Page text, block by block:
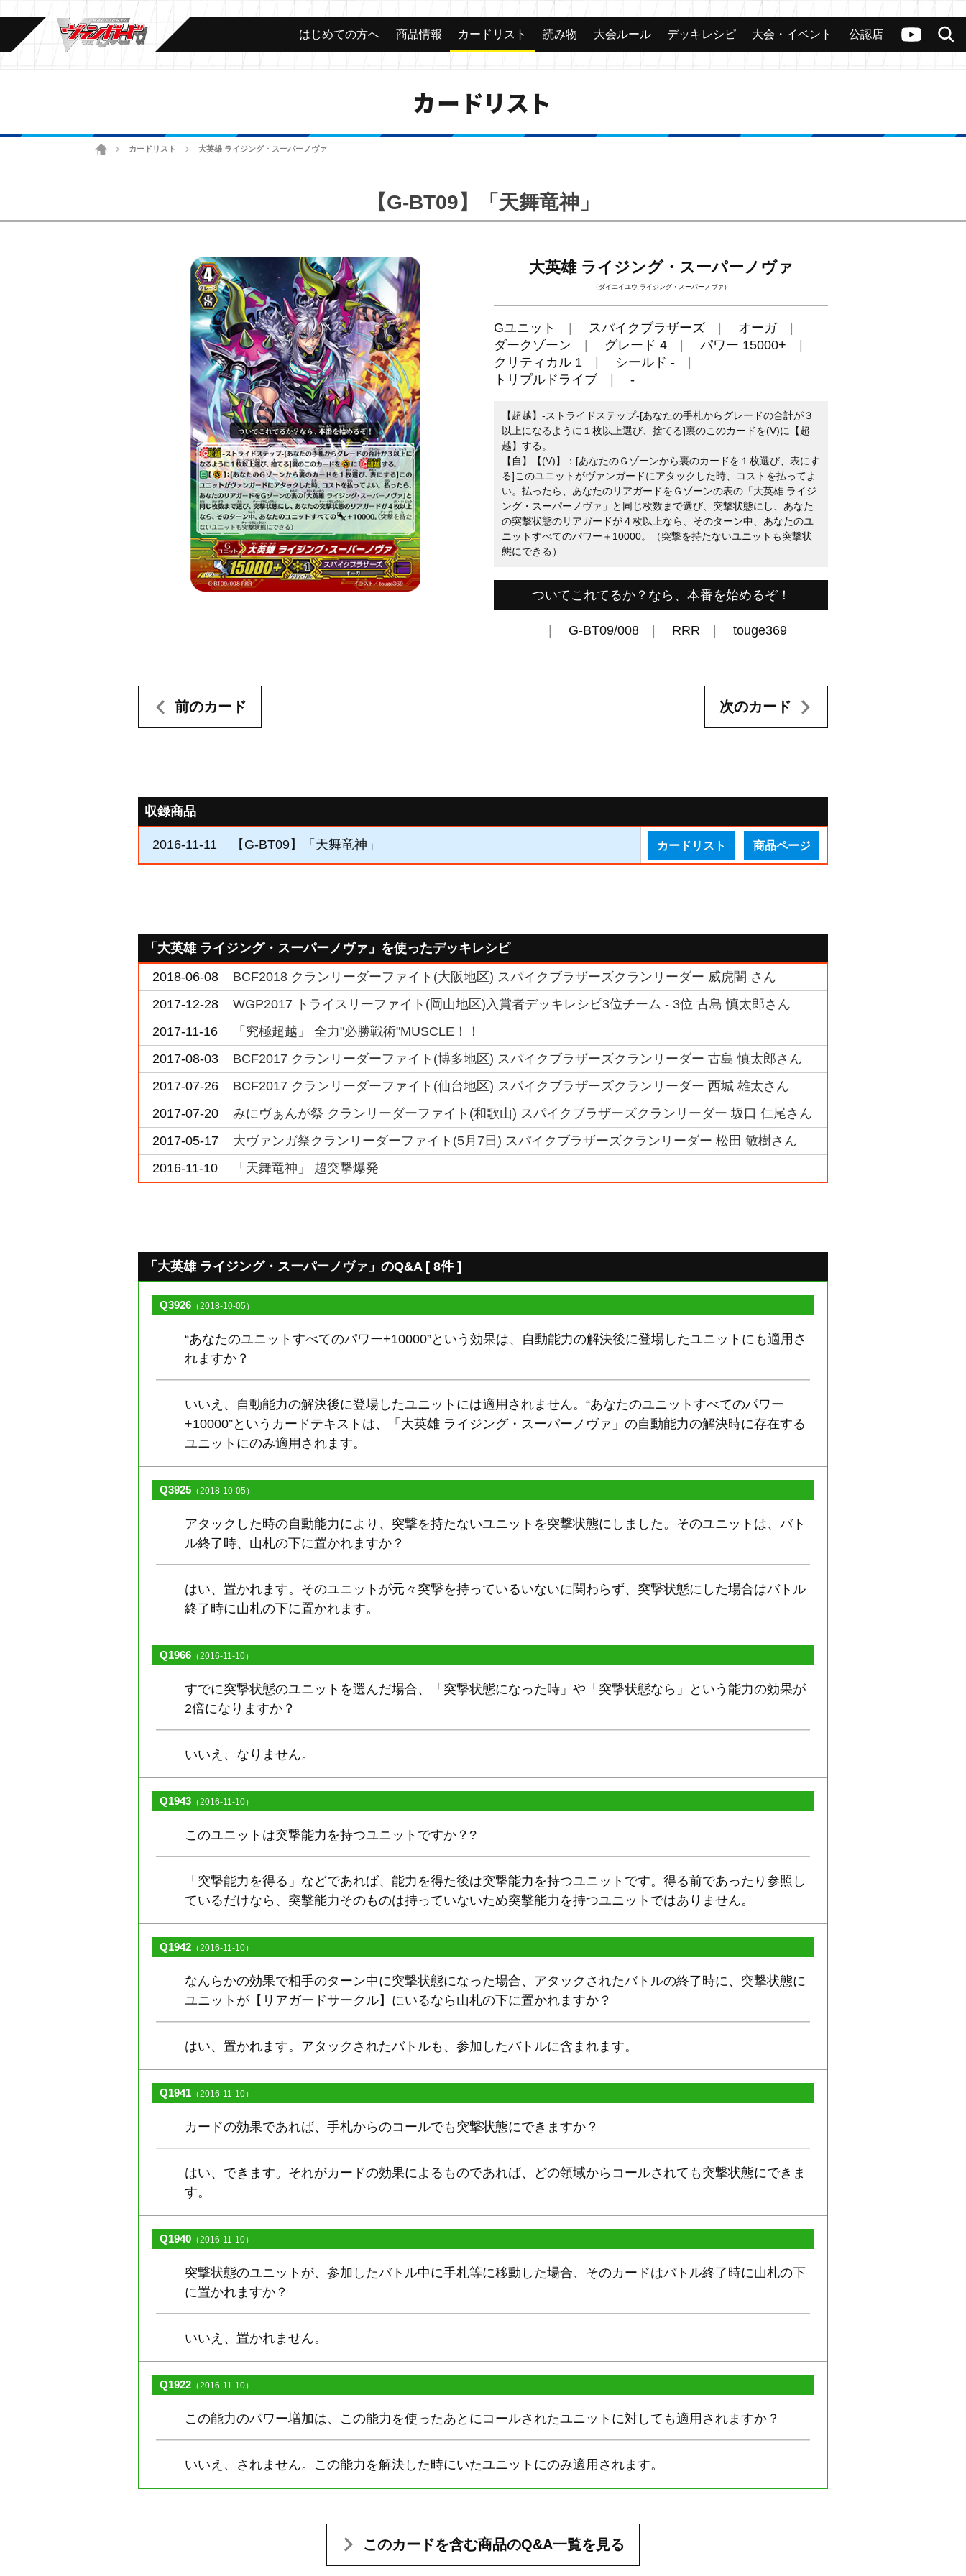
ヴァンガードch
検索
カード 大会 公認店舗 その他
はじめての方へ 商品情報 カードリスト 読み物 大会ルール デッキレシピ 大会・イベント 公認店
カードリスト
ホームカードリスト 大英雄 ライジング・スーパーノヴァ
【G-BT09】「天舞竜神」
大英雄 ライジング・スーパーノヴァ
（ダイエイユウ ライジング・スーパーノヴァ）
Gユニット スパイクブラザーズ
オーガ
ダークゾーン
グレード 4
パワー 15000+
クリティカル 1
シールド -
トリプルドライブ
-
【超越】-ストライドステップ-[あなたの手札からグレードの合計が３
以上になるように１枚以上選び、捨てる]裏のこのカードを(V)に【超
越】する。
【自】【(V)】：[あなたのＧゾーンから裏のカードを１枚選び、表にす
る]このユニットがヴァンガードにアタックした時、コストを払ってよ
い。払ったら、あなたのリアガードをＧゾーンの表の「大英雄 ライジ
ング・スーパーノヴァ」と同じ枚数まで選び、突撃状態にし、あなた
の突撃状態のリアガードが４枚以上なら、そのターン中、あなたのユ
ニットすべてのパワー＋10000。（突撃を持たないユニットも突撃状
態にできる）
ついてこれてるか？なら、本番を始めるぞ！
G-BT09/008 RRR touge369
前のカード 次のカード
収録商品
2016-11-11 【G-BT09】「天舞竜神」 カードリスト 商品ページ
「大英雄 ライジング・スーパーノヴァ」を使ったデッキレシピ
2018-06-08
BCF2018 クランリーダーファイト(大阪地区) スパイクブラザーズクランリーダー 威虎闇 さん
2017-12-28
WGP2017 トライスリーファイト(岡山地区)入賞者デッキレシピ3位チーム - 3位 古島 慎太郎さん
2017-11-16
「究極超越」 全力"必勝戦術"MUSCLE！！
2017-08-03
BCF2017 クランリーダーファイト(博多地区) スパイクブラザーズクランリーダー 古島 慎太郎さん
2017-07-26
BCF2017 クランリーダーファイト(仙台地区) スパイクブラザーズクランリーダー 西城 雄太さん
2017-07-20
みにヴぁんが祭 クランリーダーファイト(和歌山) スパイクブラザーズクランリーダー 坂口 仁尾さん
2017-05-17
大ヴァンガ祭クランリーダーファイト(5月7日) スパイクブラザーズクランリーダー 松田 敏樹さん
2016-11-10
「天舞竜神」 超突撃爆発
「大英雄 ライジング・スーパーノヴァ」のQ&A [ 8件 ]
Q3926 （2018-10-05）
“あなたのユニットすべてのパワー+10000”という効果は、自動能力の解決後に登場したユニットにも適用さ
れますか？
いいえ、自動能力の解決後に登場したユニットには適用されません。“あなたのユニットすべてのパワー
+10000”というカードテキストは、「大英雄 ライジング・スーパーノヴァ」の自動能力の解決時に存在する
ユニットにのみ適用されます。
Q3925 （2018-10-05）
アタックした時の自動能力により、突撃を持たないユニットを突撃状態にしました。そのユニットは、バト
ル終了時、山札の下に置かれますか？
はい、置かれます。そのユニットが元々突撃を持っているいないに関わらず、突撃状態にした場合はバトル
終了時に山札の下に置かれます。
Q1966 （2016-11-10）
すでに突撃状態のユニットを選んだ場合、「突撃状態になった時」や「突撃状態なら」という能力の効果が
2倍になりますか？
いいえ、なりません。
Q1943 （2016-11-10）
このユニットは突撃能力を持つユニットですか？?
「突撃能力を得る」などであれば、能力を得た後は突撃能力を持つユニットです。得る前であったり参照し
ているだけなら、突撃能力そのものは持っていないため突撃能力を持つユニットではありません。
Q1942 （2016-11-10）
なんらかの効果で相手のターン中に突撃状態になった場合、アタックされたバトルの終了時に、突撃状態に
ユニットが【リアガードサークル】にいるなら山札の下に置かれますか？
はい、置かれます。アタックされたバトルも、参加したバトルに含まれます。
Q1941 （2016-11-10）
カードの効果であれば、手札からのコールでも突撃状態にできますか？
はい、できます。それがカードの効果によるものであれば、どの領域からコールされても突撃状態にできま
す。
Q1940 （2016-11-10）
突撃状態のユニットが、参加したバトル中に手札等に移動した場合、そのカードはバトル終了時に山札の下
に置かれますか？
いいえ、置かれません。
Q1922 （2016-11-10）
この能力のパワー増加は、この能力を使ったあとにコールされたユニットに対しても適用されますか？
いいえ、されません。この能力を解決した時にいたユニットにのみ適用されます。
このカードを含む商品のQ&A一覧を見る